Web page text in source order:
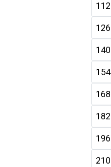
112
126
140
154
168
182
196
210